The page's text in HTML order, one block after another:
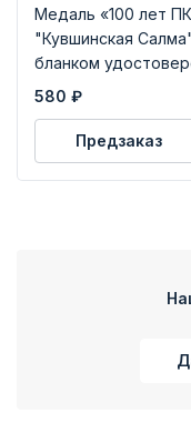
Медаль «100 лет
"Кувшинская
бланком
580 ₽
Предзаказ